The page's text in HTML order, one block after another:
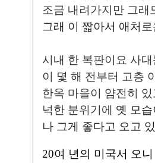
조금 내려가지만 그래
그래 이 짧아서 애처
시내 한 복판이요 사
이 몇 해 전부터 고층
한옥 마을이 얌전히
넉한 분위기에 옛 모
나 그게 좋다고 오고
20여 년의 미국서 오